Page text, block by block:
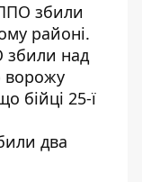
збили
районі.
над
ворожу
бійці 25-ї
два